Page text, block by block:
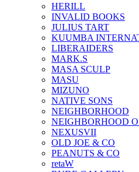
HERILL
INVALID BOOKS
JULIUS TART
KUUMBA
LIBERAIDERS
MARK.S
MASA SCULP
MASU
MIZUNO
NATIVE SONS
NEIGHBORHOOD
NEIGHBORHOOD
NEXUSVII
OLD JOE & CO
PEANUTS & CO
retaW